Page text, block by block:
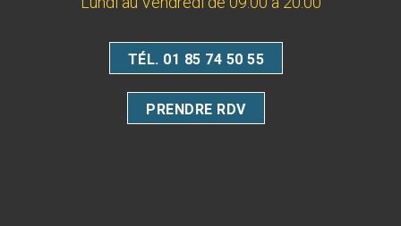
TÉL. 01 85 74 50 55
PRENDRE RDV